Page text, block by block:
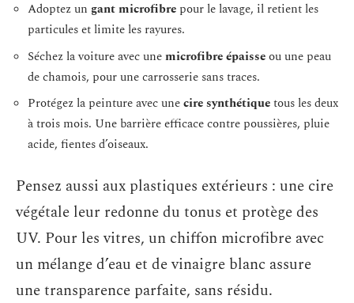
Adoptez un gant microfibre pour le lavage, il retient les
particules et limite les rayures.
Séchez la voiture avec unemicrofibre épaisseou une peau
de chamois, pour une carrosserie sans traces.
Protégez la peinture avec unecire synthétiquetous les deux
à trois mois. Une barrière efficace contre poussières, pluie
acide, fientes d’oiseaux.
Pensez aussi aux plastiques extérieurs : une cire
végétale leur redonne du tonus et protège des
UV. Pour les vitres, un chiffon microfibre avec
un mélange d’eau et de vinaigre blanc assure
une transparence parfaite, sans résidu.